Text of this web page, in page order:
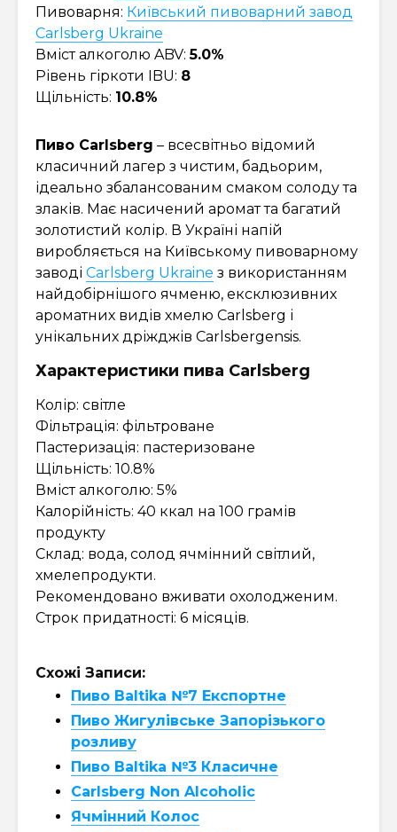
Пивоварня: Київський пивоварний завод
Carlsberg Ukraine
Вміст алкоголю ABV:5.0%
Рівень гіркоти IBU: 8
Щільність: 10.8%
Пиво Carlsberg – всесвітньо відомий
класичний лагер з чистим, бадьорим,
ідеально збалансованим смаком солоду та
злаків. Має насичений аромат та багатий
золотистий колір. В Україні напій
виробляється на Київському пивоварному
заводі Carlsberg Ukraine з використанням
найдобірнішого ячменю, ексклюзивних
ароматних видів хмелю Carlsberg і
унікальних дріжджів Carlsbergensis.
Характеристики пива Carlsberg
Колір: світле
Фільтрація: фільтроване
Пастеризація: пастеризоване
Щільність: 10.8%
Вміст алкоголю: 5%
Калорійність: 40 ккал на 100 грамів
продукту
Склад: вода, солод ячмінний світлий,
хмелепродукти.
Рекомендовано вживати охолодженим.
Строк придатності: 6 місяців.
Схожі Записи:
Пиво Baltika №7 Експортне
Пиво Жигулівське Запорізького
розливу
Пиво Baltika №3 Класичне
Carlsberg Non Alcoholic
Ячмінний Колос